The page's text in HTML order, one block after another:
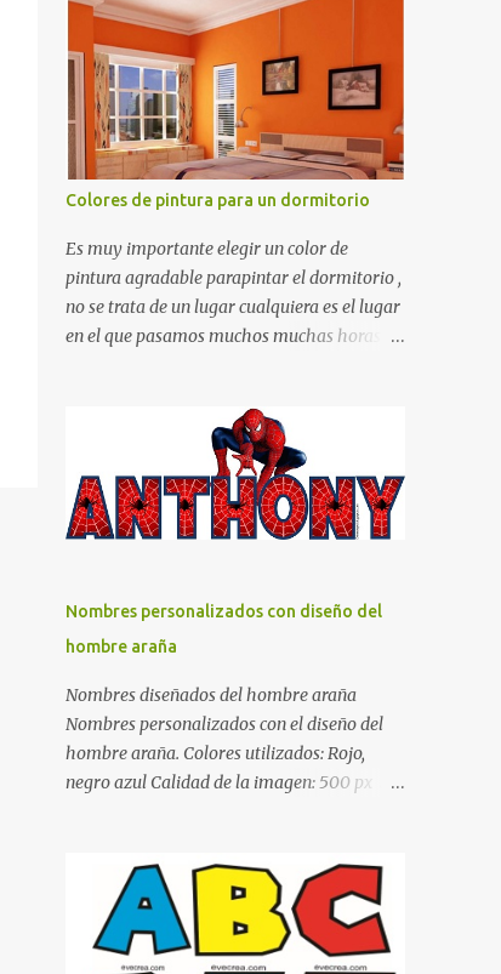
de recortar y se pueden utilizar en variedad
de cosas como ser recortes para tareas
escolares, para hacer juegos infantiles
matemáticos, para decorar los cumpleaños
de los niños, entre otras cosas.
Colores de pintura para un dormitorio
Es muy importante elegir un color de
pintura agradable parapintar el dormitorio ,
no se trata de un lugar cualquiera es el lugar
en el que pasamos muchos muchas horas y
de un lugar propio que utilizamos todos los
días y por ende debemos tratar de que éste
sea un lugar muy agradable y cómodo y
también para nuestra vista. Te mostramos
algunas sugerencias que pueden brindar la
dormitorio. El color naranja es una buena
opción para recibir esa luz y felicidad que
todo ser humano necesita. El color blanco es
ideal para lograr el relax total, es un color
que va con todo y además es color bastante
limpio que te dará esa sensación de calidez.
Los colores terra son excelentes para usar en
color muy relajante y por lo tanto entra en
la lista de colo...
Nombres personalizados con diseño del
hombre araña
Nombres diseñados del hombre araña
Nombres personalizados con el diseño del
hombre araña. Colores utilizados: Rojo,
negro azul Calidad de la imagen: 500 px Si
comentario y con gusto lo diseñamos.
Nombres con diseños Spiderman Sonic bella
Cartel de feliz cumpleaños de héroes en
pijamas Ideas para decorar el dormitorio